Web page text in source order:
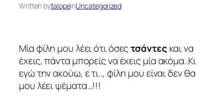
Written bytalopeinUncategorized
Μία φίλη μου λέει ότι όσεςτσάντες και να
έχεις, πάντα μπορείς να έχεις μία ακόμα..Κι
εγώ την ακούω, ε τι.., φίλη μου είναι δεν θα
μου λέει ψέματα…!!!